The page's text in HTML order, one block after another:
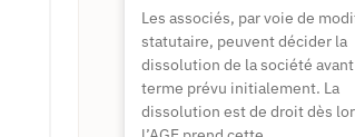
Les associés, par voie de
statutaire, peuvent décider la
dissolution de la société
terme prévu initialement. La
dissolution est de droit dès